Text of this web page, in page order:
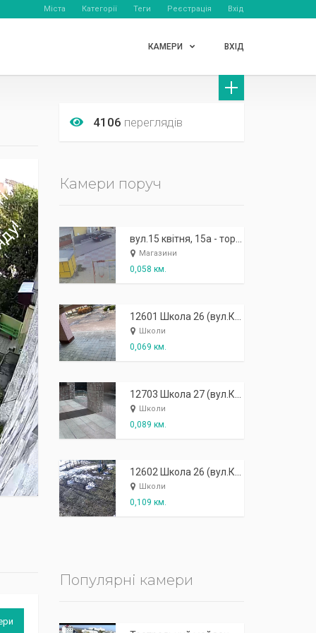
Міста Категорії Теги Реєстрація Вхід
КАМЕРИ ВХІД
4106 переглядів
Камери поруч
Магазини
0,058 км.
Школи
0,069 км.
Школи
0,089 км.
Школи
0,109 км.
Популярні камери